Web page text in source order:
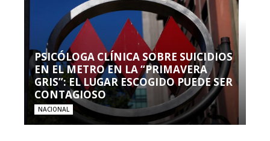
PSICÓLOGA CLÍNICA SOBRE SUICIDIOS
EN EL METRO EN LA “PRIMAVERA
GRIS”: EL LUGAR ESCOGIDO PUEDE SER
CONTAGIOSO
NACIONAL